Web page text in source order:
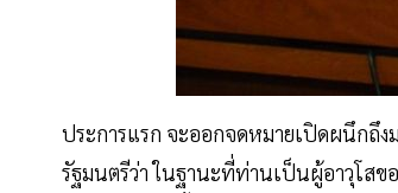
ประการแรก จะออกจดหมายเปิดผนึกถึ
รัฐมนตรีว่า ในฐานะที่ท่านเป็นผู้อาวุโสข